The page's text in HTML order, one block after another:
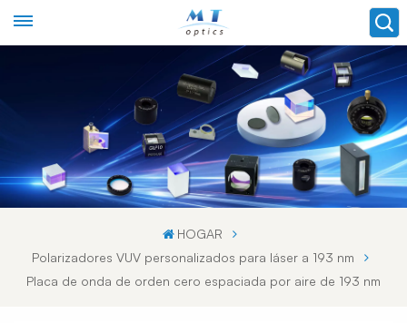
HOGAR
Polarizadores VUV personalizados para láser a 193 nm
Placa de onda de orden cero espaciada por aire de 193 nm